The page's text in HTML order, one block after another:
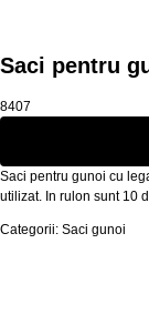
Saci pentru
8407
Saci pentru gunoi cu
utilizat. In rulon sunt 10
Categorii: Saci gunoi